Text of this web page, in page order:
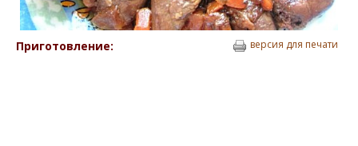
Приготовление: версия для печати